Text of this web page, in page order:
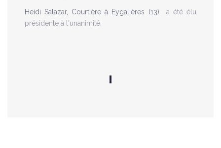
Heidi Salazar, Courtière à Eygalières (13)
a été élu
présidente à l'unanimité.